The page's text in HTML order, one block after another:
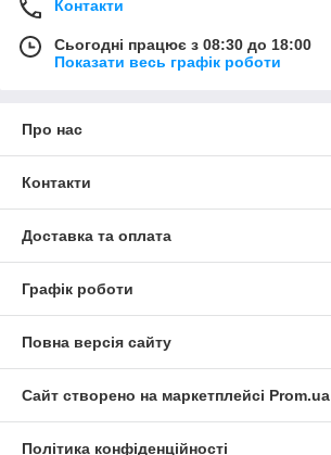
Контакти
Сьогодні працює з 08:30 до 18:00
Показати весь графік роботи
Про нас
Контакти
Доставка та оплата
Графік роботи
Повна версія сайту
Сайт створено на маркетплейсі Prom.ua
Політика конфіденційності